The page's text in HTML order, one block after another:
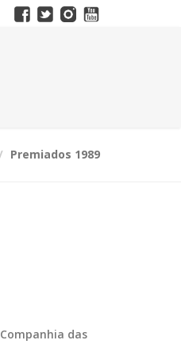
Premiados 1989
Companhia das